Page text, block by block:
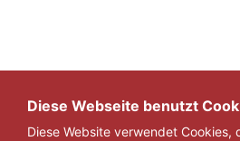
Diese Webseite benutzt
Diese Website verwendet Cookies,